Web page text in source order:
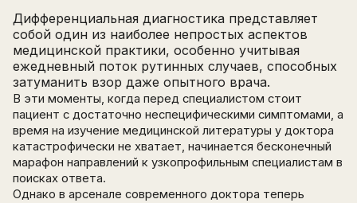
Дифференциальная диагностика представляет
собой один из наиболее непростых аспектов
медицинской практики, особенно учитывая
ежедневный поток рутинных случаев, способных
затуманить взор даже опытного врача.
В эти моменты, когда перед специалистом стоит
пациент с достаточно неспецифическими симптомами, а
время на изучение медицинской литературы у доктора
катастрофически не хватает, начинается бесконечный
марафон направлений к узкопрофильным специалистам в
поисках ответа.
Однако в арсенале современного доктора теперь